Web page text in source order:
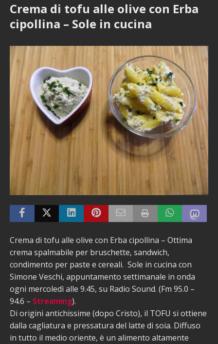
Crema di tofu alle olive con Erba
cipollina – Sole in cucina
Crema di tofu alle olive con Erba cipollina – Ottima
crema spalmabile per bruschette, sandwich,
condimento per paste e cereali. Sole in cucina con
Simone Veschi, appuntamento settimanale in onda
ogni mercoledì alle 9.45, su Radio Sound. (Fm 95.0 –
94.6 – Streaming).
Di origini antichissime (dopo Cristo), il TOFU si ottiene
dalla cagliatura e pressatura del latte di soia. Diffuso
in tutto il medio oriente, è un alimento altamente